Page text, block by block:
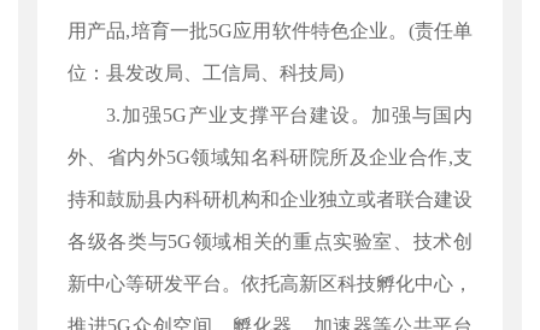
用产品,培育一批5G应用软件特色企业。(责任单
位：县发改局、工信局、科技局)
3.加强5G产业支撑平台建设。加强与国内
外、省内外5G领域知名科研院所及企业合作,支
持和鼓励县内科研机构和企业独立或者联合建设
各级各类与5G领域相关的重点实验室、技术创
新中心等研发平台。依托高新区科技孵化中心，
推进5G众创空间、孵化器、加速器等公共平台